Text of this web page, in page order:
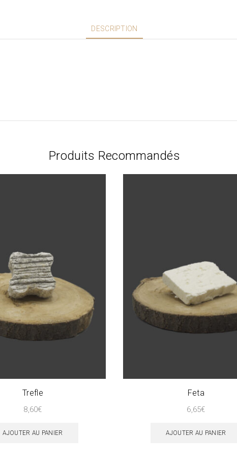
DESCRIPTION
Produits Recommandés
Trefle
8,60€
AJOUTER AU PANIER
Feta
6,65€
AJOUTER AU PANIER